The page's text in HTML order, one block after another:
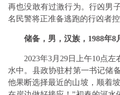
再也没敢有过激行为。行凶男
名民警将正准备逃跑的行凶者控
储备，男，汉族，1988年
2023年3月29日上午10点
水中。县政协驻村第一书记储
他果断选择最近的山坡，顺着